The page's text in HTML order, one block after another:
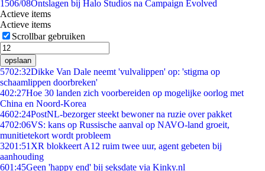
1506/08Ontslagen bij Halo Studios na Campaign Evolved
Actieve items
Actieve items
Scrollbar gebruiken
opslaan
5702:32Dikke Van Dale neemt 'vulvalippen' op: 'stigma op
schaamlippen doorbreken'
402:27Hoe 30 landen zich voorbereiden op mogelijke oorlog met
China en Noord-Korea
4602:24PostNL-bezorger steekt bewoner na ruzie over pakket
4702:06VS: kans op Russische aanval op NAVO-land groeit,
munitietekort wordt probleem
3201:51 XR blokkeert A12 ruim twee uur, agent gebeten bij
aanhouding
601:45Geen 'happy end' bij seksdate via Kinky.nl